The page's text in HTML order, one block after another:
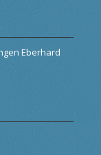
Eberhard